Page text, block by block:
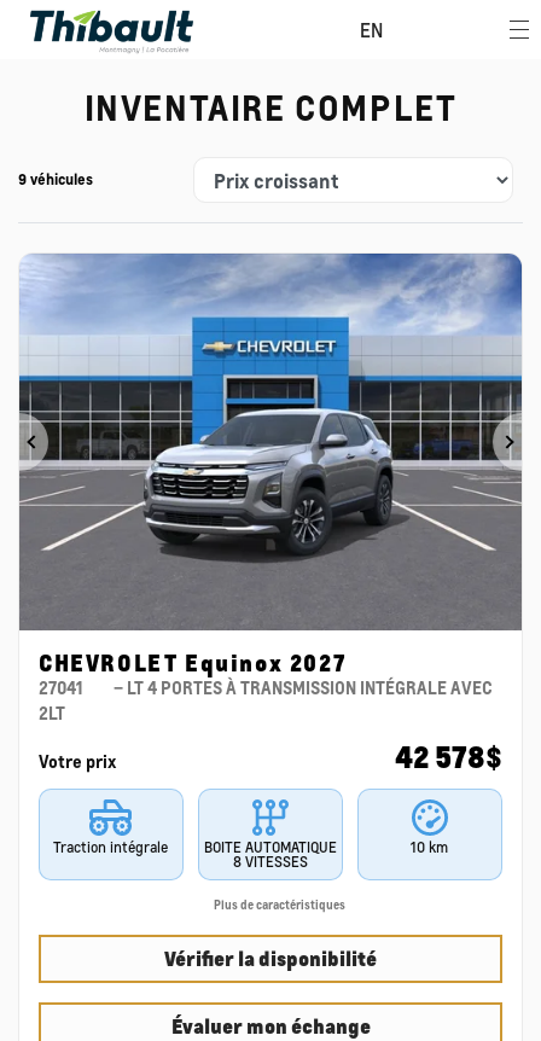
EN
INVENTAIRE COMPLET
9 véhicules
Précédent
CHEVROLET Equinox 2027
27041
– LT 4 PORTES À TRANSMISSION INTÉGRALE AVEC
2LT
Votre prix 42 578$
Traction intégrale
BOITE AUTOMATIQUE
8 VITESSES
10 km
Plus de caractéristiques
Vérifier la disponibilité
Évaluer mon échange